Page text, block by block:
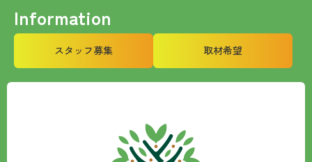
Information
スタッフ募集 取材希望